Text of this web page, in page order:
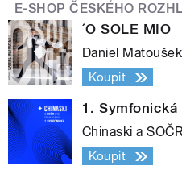
E-SHOP ČESKÉHO
´O SOLE MIO
Daniel Matoušek
Koupit
1. Symfonická
Chinaski a
Koupit